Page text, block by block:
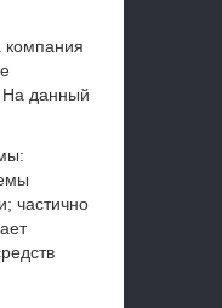
компания
На данный
частично